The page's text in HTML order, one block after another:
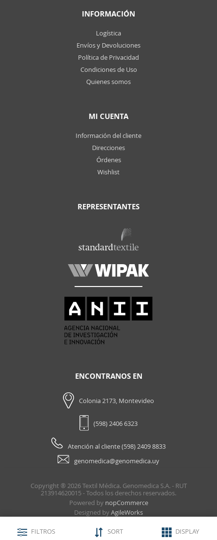
INFORMACIÓN
Logística
Envíos y Devoluciones
Política de Privacidad
Condiciones de Uso
Quienes somos
MI CUENTA
Información del cliente
Direcciones
Órdenes
Wishlist
REPRESENTANTES
ENCONTRANOS EN
Colonia 2173, Montevideo
(598) 2406 6323
Atención al cliente (598) 2409 8833
genomedica@genomedica.uy
Copyright ® 2026 Textil Médica. Genomedica S.A. - RUT
213914620015 - Todos los derechos reservados.
Powered by nopCommerce
Designed byAgileWorks
FILTROS SORT DISPLAY